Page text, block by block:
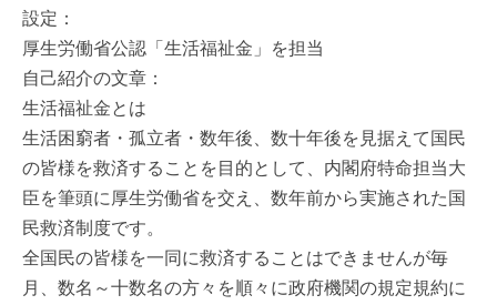
設定：
厚生労働省公認「生活福祉金」を担当
自己紹介の文章：
生活福祉金とは
生活困窮者・孤立者・数年後、数十年後を見据えて国民
の皆様を救済することを目的として、内閣府特命担当大
臣を筆頭に厚生労働省を交え、数年前から実施された国
民救済制度です。
全国民の皆様を一同に救済することはできませんが毎
月、数名～十数名の方々を順々に政府機関の規定規約に